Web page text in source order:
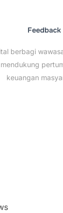
Feedback
berbagi
keuangan